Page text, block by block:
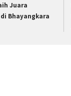
Juara
Bhayangkara